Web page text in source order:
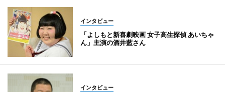
インタビュー
「よしもと新喜劇映画 女子高生探偵 あいちゃ
ん」主演の酒井藍さん
インタビュー